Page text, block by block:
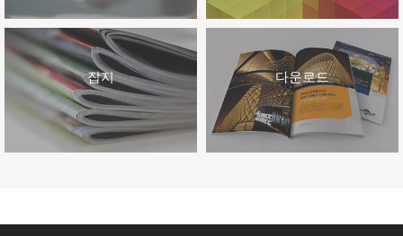
잡지 다운로드